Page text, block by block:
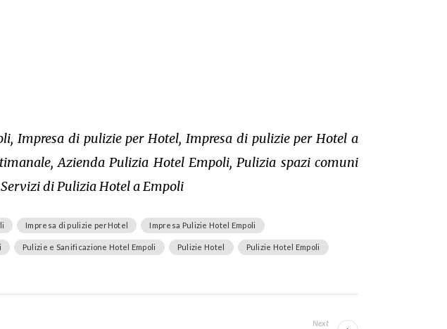
Impresa di pulizie per Hotel, Impresa di pulizie per Hotel a
Azienda Pulizia Hotel Empoli, Pulizia spazi comuni
di Pulizia Hotel a Empoli
Impresa di pulizie perHotel Impresa Pulizie Hotel Empoli
Pulizie e Sanificazione Hotel Empoli Pulizie Hotel Pulizie Hotel Empoli
Next